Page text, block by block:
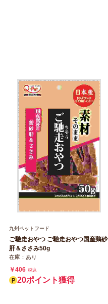
九州ペットフード
ご馳走おやつ ご馳走おやつ国産鶏砂
肝＆ささみ50g
在庫：あり
￥406 税込
20ポイント獲得